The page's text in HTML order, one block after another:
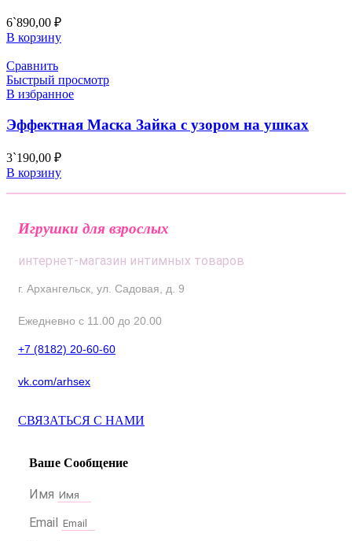
6`890,00 ₽
В корзину
Сравнить
Быстрый просмотр
В избранное
Эффектная Маска Зайка с узором на ушках
3`190,00 ₽
В корзину
Игрушки для взрослых
интернет-магазин интимных товаров
г. Архангельск, ул. Садовая, д. 9
Ежедневно с 11.00 до 20.00
+7 (8182) 20-60-60
vk.com/arhsex
СВЯЗАТЬСЯ С НАМИ
Ваше Сообщение
Имя
Email